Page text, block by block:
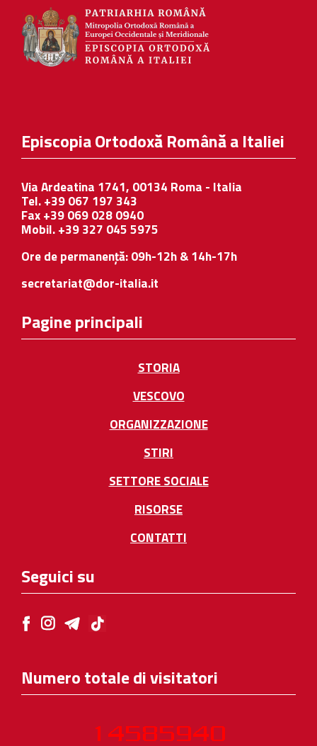
Episcopia Ortodoxă Română a Italiei
Via Ardeatina 1741, 00134 Roma - Italia
Tel. +39 067 197 343
Fax +39 069 028 0940
Mobil. +39 327 045 5975
Ore de permanență: 09h-12h & 14h-17h
secretariat@dor-italia.it
Pagine principali
STORIA
VESCOVO
ORGANIZZAZIONE
STIRI
SETTORE SOCIALE
RISORSE
CONTATTI
Seguici su
Numero totale di visitatori